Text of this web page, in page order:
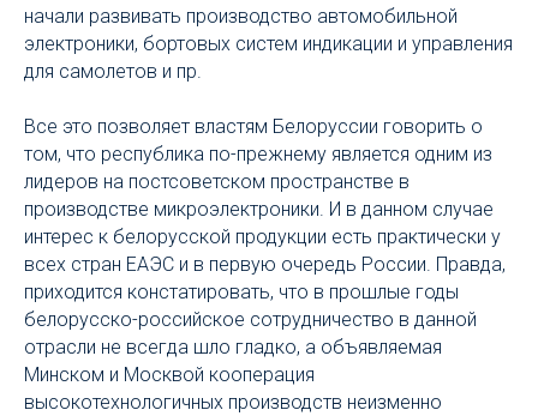
начали развивать производство автомобильной
электроники, бортовых систем индикации и управления
для самолетов и пр.
Все это позволяет властям Белоруссии говорить о
том, что республика по-прежнему является одним из
лидеров на постсоветском пространстве в
производстве микроэлектроники. И в данном случае
интерес к белорусской продукции есть практически у
всех стран ЕАЭС и в первую очередь России. Правда,
приходится констатировать, что в прошлые годы
белорусско-российское сотрудничество в данной
отрасли не всегда шло гладко, а объявляемая
Минском и Москвой кооперация
высокотехнологичных производств неизменно